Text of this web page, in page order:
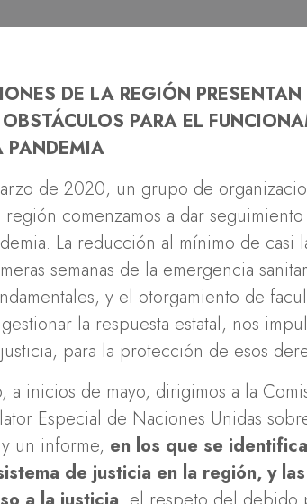
DE LA REGIÓN
ÁCULOS PARA EL
PANDEMIA
de 2020, un grupo de
región comenzamos a dar
La reducción al mínimo de
semanas de la emergencia
y el otorgamiento de
la respuesta estatal, nos
para la protección de esos
a inicios de mayo, dirigimos a la
Especial de Naciones Unidas
un informe, en los que se
de justicia en la región, y